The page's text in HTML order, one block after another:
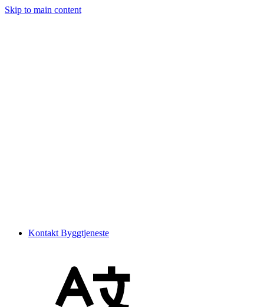
Skip to main content
Kontakt Byggtjeneste